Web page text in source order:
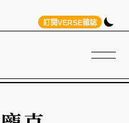
訂閱VERSE雜誌